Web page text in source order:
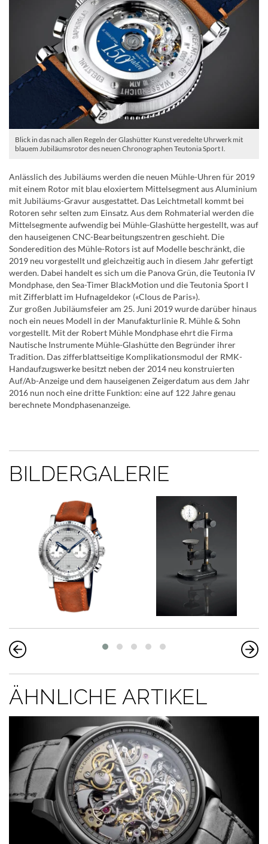
Blick in das nach allen Regeln der Glashütter Kunst veredelte Uhrwerk mit
blauem Jubiläumsrotor des neuen Chronographen Teutonia Sport I.
Anlässlich des Jubiläums werden die neuen Mühle-Uhren für 2019
mit einem Rotor mit blau eloxiertem Mittelsegment aus Aluminium
mit Jubiläums-Gravur ausgestattet. Das Leichtmetall kommt bei
Rotoren sehr selten zum Einsatz. Aus dem Rohmaterial werden die
Mittelsegmente aufwendig bei Mühle-Glashütte hergestellt, was auf
den hauseigenen CNC-Bearbeitungszentren geschieht. Die
Sonderedition des Mühle-Rotors ist auf Modelle beschränkt, die
2019 neu vorgestellt und gleichzeitig auch in diesem Jahr gefertigt
werden. Dabei handelt es sich um die Panova Grün, die Teutonia IV
Mondphase, den Sea-Timer BlackMotion und die Teutonia Sport I
mit Zifferblatt im Hufnageldekor («Clous de Paris»).
Zur großen Jubiläumsfeier am 25. Juni 2019 wurde darüber hinaus
noch ein neues Modell in der Manufakturlinie R. Mühle & Sohn
vorgestellt. Mit der Robert Mühle Mondphase ehrt die Firma
Nautische Instrumente Mühle-Glashütte den Begründer ihrer
Tradition. Das zifferblattseitige Komplikationsmodul der RMK-
Handaufzugswerke besitzt neben der 2014 neu konstruierten
Auf/Ab-Anzeige und dem hauseigenen Zeigerdatum aus dem Jahr
2016 nun noch eine dritte Funktion: eine auf 122 Jahre genau
berechnete Mondphasenanzeige.
BILDERGALERIE
ÄHNLICHE ARTIKEL